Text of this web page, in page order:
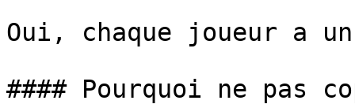
Oui, chaque joueur a
#### Pourquoi ne pas